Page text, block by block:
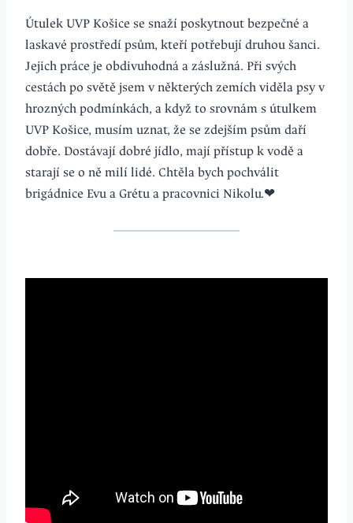
Útulek UVP Košice se snaží poskytnout bezpečné a
laskavé prostředí psům, kteří potřebují druhou šanci.
Jejich práce je obdivuhodná a záslužná. Při svých
cestách po světě jsem v některých zemích viděla psy v
hrozných podmínkách, a když to srovnám s útulkem
UVP Košice, musím uznat, že se zdejším psům daří
dobře. Dostávají dobré jídlo, mají přístup k vodě a
starají se o ně milí lidé. Chtěla bych pochválit
brigádnice Evu a Grétu a pracovnici Nikolu.❤